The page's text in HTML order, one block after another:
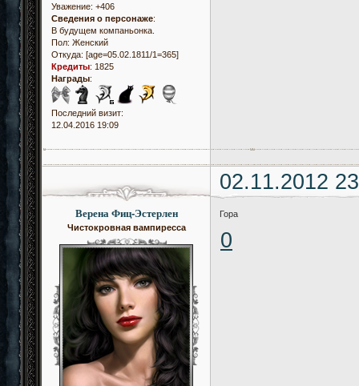
Уважение: +406
Сведения о персонаже:
В будущем компаньонка.
Пол: Женский
Откуда: [age=05.02.1811/1=365]
Кредиты: 1825
Награды:
Последний визит:
12.04.2016 19:09
02.11.2012
Верена Фиц-Эстерлен
Чистокровная вампиресса
Гора
0